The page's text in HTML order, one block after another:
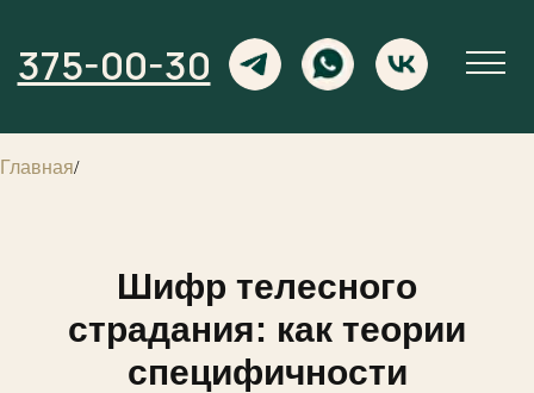
375-00-30
Главная/
Шифр телесного
страдания: как теории
специфичности